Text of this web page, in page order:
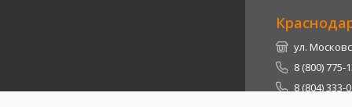
ул.
8 (800) 775-
8 (804) 333-